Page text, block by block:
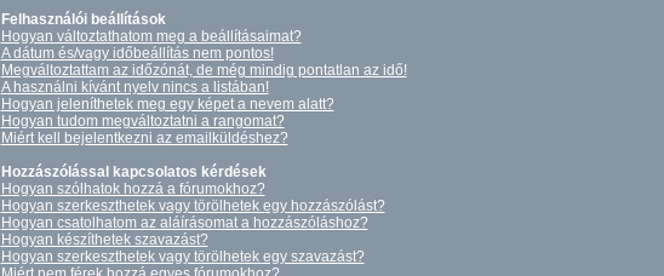
Felhasználói beállítások
Hogyan változtathatom meg a beállításaimat?
A dátum és/vagy időbeállítás nem pontos!
Megváltoztattam az időzónát, de még mindig pontatlan az idő!
A használni kívánt nyelv nincs a listában!
Hogyan jeleníthetek meg egy képet a nevem alatt?
Hogyan tudom megváltoztatni a rangomat?
Miért kell bejelentkezni az emailküldéshez?
Hozzászólással kapcsolatos kérdések
Hogyan szólhatok hozzá a fórumokhoz?
Hogyan szerkeszthetek vagy törölhetek egy hozzászólást?
Hogyan csatolhatom az aláírásomat a hozzászóláshoz?
Hogyan készíthetek szavazást?
Hogyan szerkeszthetek vagy törölhetek egy szavazást?